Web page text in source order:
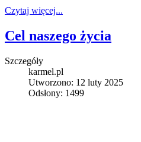
Czytaj więcej...
Cel naszego życia
Szczegóły
karmel.pl
Utworzono: 12 luty 2025
Odsłony: 1499